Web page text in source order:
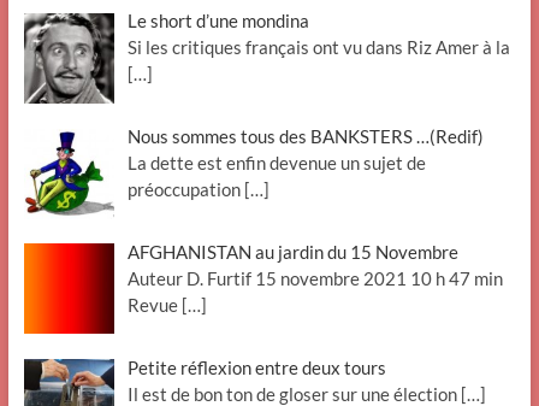
Le short d’une mondina
Si les critiques français ont vu dans Riz Amer à la
[…]
Nous sommes tous des BANKSTERS …(Redif)
La dette est enfin devenue un sujet de
préoccupation […]
AFGHANISTAN au jardin du 15 Novembre
Auteur D. Furtif 15 novembre 2021 10 h 47 min
Revue […]
Petite réflexion entre deux tours
Il est de bon ton de gloser sur une élection […]